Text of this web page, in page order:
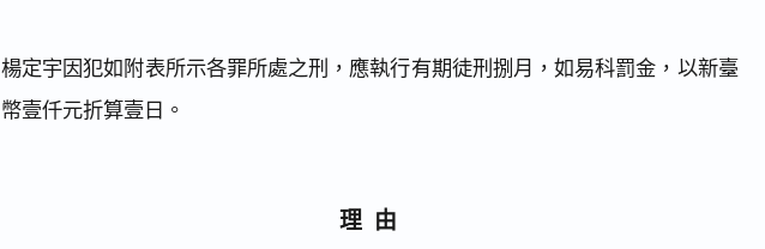
楊定宇因犯如附表所示各罪所處之刑，應執行有期徒刑捌月，如易科罰金，以新臺
幣壹仟元折算壹日。
理由